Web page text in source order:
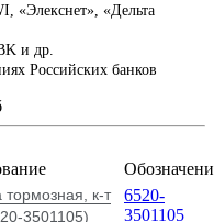
«Элекснет», «Дельта
и др.
Российских банков
тормозная, к-т
3501105)
6520-
3501105